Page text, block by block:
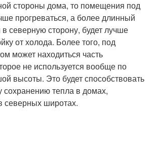
стороны дома, то помещения под
прогреваться, а более длинный
северную сторону, будет лучше
от холода. Более того, под
может находиться часть
не используется вообще по
высоты. Это будет способствовать
сохранению тепла в домах,
северных широтах.